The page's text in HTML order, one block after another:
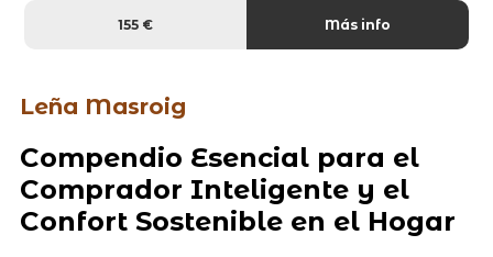
155 € Más info
Leña Masroig
Compendio Esencial para el
Comprador Inteligente y el
Confort Sostenible en el Hogar